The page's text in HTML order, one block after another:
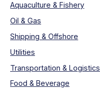
Aquaculture & Fishery
Oil & Gas
Shipping & Offshore
Utilities
Transportation & Logistics
Food & Beverage